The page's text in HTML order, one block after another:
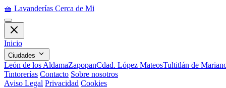
🧺 Lavanderías Cerca de Mi
Inicio
Ciudades
León de los AldamaZapopanCdad. López MateosTultitlán de
Tintorerías Contacto Sobre nosotros
Aviso Legal Privacidad Cookies